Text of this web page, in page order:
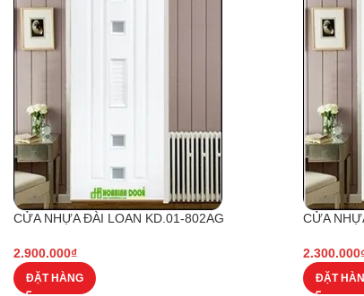
CỬA NHỰA ĐÀI LOAN KD.01-802AG
2.900.000₫
ĐẶT HÀNG
CỬA
2.300.000
ĐẶT